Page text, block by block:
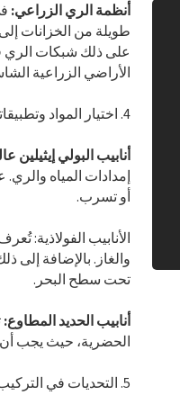
أنظمة الري الزراعي:
طويلة من الخزانات
على ذلك شبكات الري في
الأراضي الزراعية
4. اختيار المواد وتطبيقاتها المحددة
أنابيب البولي إيثيلين
إمدادات المياه
أو تسرب.
الأنابيب الفولاذية:
والغاز. بالإضافة إلى
تحت سطح البحر.
أنابيب الحديد المطاوع:
الحضرية، حيث يجب أن
5. التحديات في التركيب والصيانة